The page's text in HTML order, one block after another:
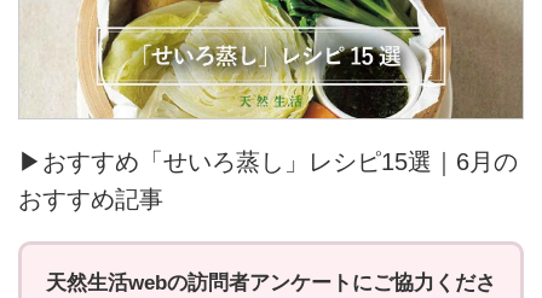
▶おすすめ「せいろ蒸し」レシピ15選｜6月の
おすすめ記事